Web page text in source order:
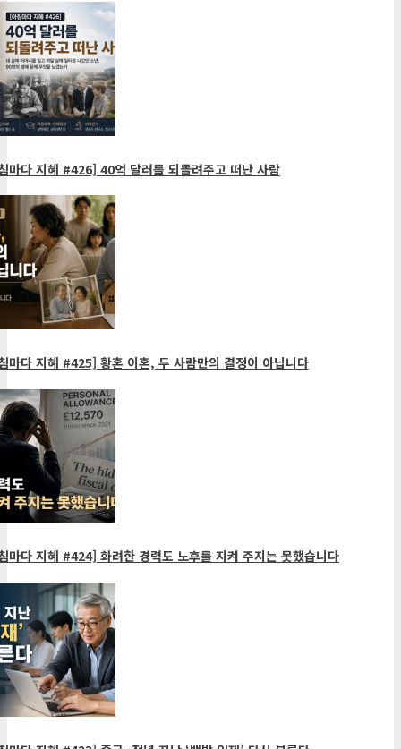
다 지혜 #426] 40억 달러를 되돌려주고 떠난 사람
다 지혜 #425] 황혼 이혼, 두 사람만의 결정이 아닙니다
다 지혜 #424] 화려한 경력도 노후를 지켜 주지는 못했습니다